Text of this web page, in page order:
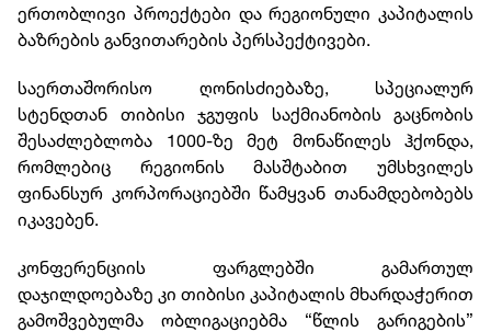
ერთობლივი პროექტები და რეგიონული კაპიტალის
ბაზრების განვითარების პერსპექტივები.
საერთაშორისო ღონისძიებაზე, სპეციალურ
სტენდთან თიბისი ჯგუფის საქმიანობის გაცნობის
შესაძლებლობა 1000-ზე მეტ მონაწილეს ჰქონდა,
რომლებიც რეგიონის მასშტაბით უმსხვილეს
ფინანსურ კორპორაციებში წამყვან თანამდებობებს
იკავებენ.
კონფერენციის ფარგლებში გამართულ
დაჯილდოებაზე კი თიბისი კაპიტალის მხარდაჭერით
გამოშვებულმა ობლიგაციებმა “წლის გარიგების”